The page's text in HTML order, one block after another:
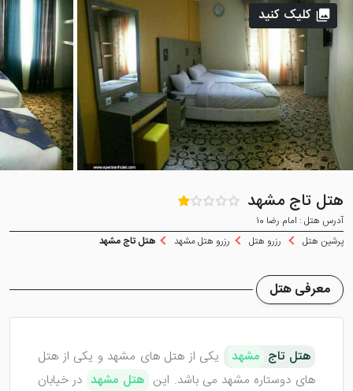
هتل تاج مشهد
آدرس هتل : امام رضا 10
پرشین هتل
رزرو هتل رزرو هتل مشهد هتل تاج مشهد
کلیک کنید
معرفی هتل
هتل تاج مشهد
یکی از هتل های مشهد و یکی از هتل
های دوستاره مشهد می باشد. این هتل مشهد در خیابان